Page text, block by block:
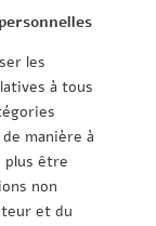
les
à tous
manière à
plus être
non
et du